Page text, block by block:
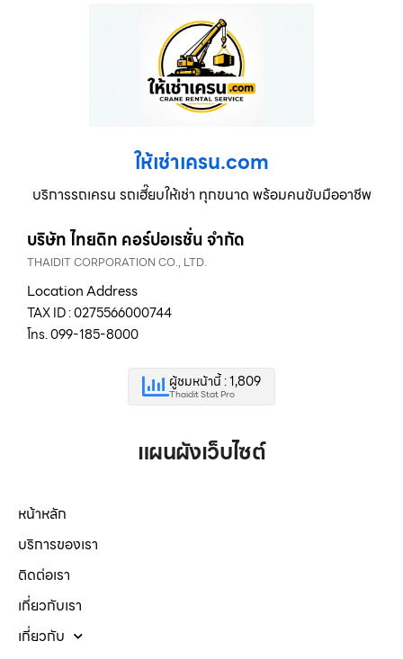
ให้เช่าเครน.com
บริการรถเครน รถเฮี๊ยบให้เช่า ทุกขนาด พร้อมคนขับมืออาชีพ
บริษัท ไทยดิท คอร์ปอเรชั่น จำกัด
THAIDIT CORPORATION CO., LTD.
Location Address
TAX ID : 0275566000744
โทร. 099-185-8000
ผู้ชมหน้านี้ : 1,809
Thaidit Stat Pro
แผนผังเว็บไซต์
หน้าหลัก
บริการของเรา
ติดต่อเรา
เกี่ยวกับเรา
เกี่ยวกับ